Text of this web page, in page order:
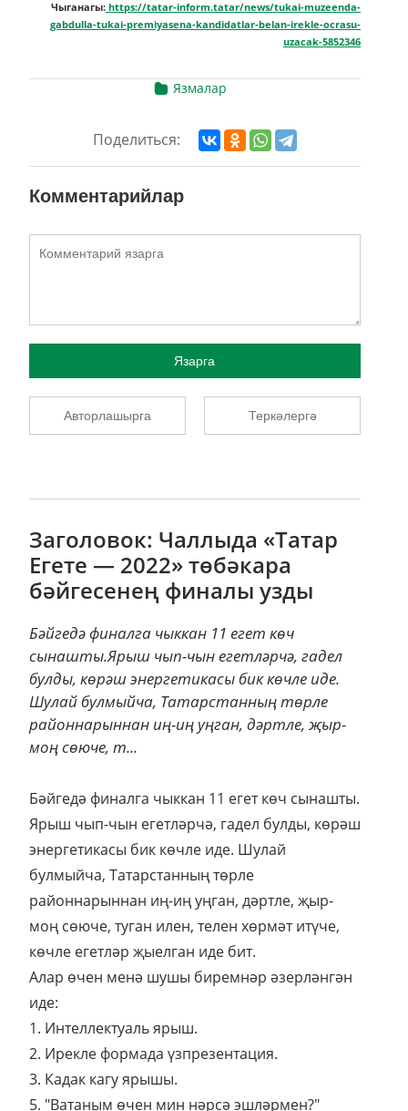
Чыганагы: https://tatar-inform.tatar/news/tukai-muzeenda-
gabdulla-tukai-premiyasena-kandidatlar-belan-irekle-ocrasu-
uzacak-5852346
Язмалар
Поделиться:
Комментарийлар
Язарга
Авторлашырга Теркәлергә
Заголовок: Чаллыда «Татар
Егете — 2022» төбәкара
бәйгесенең финалы узды
Бәйгедә финалга чыккан 11 егет көч
сынашты.Ярыш чып-чын егетләрчә, гадел
булды, көрәш энергетикасы бик көчле иде.
Шулай булмыйча, Татарстанның төрле
районнарыннан иң-иң уңган, дәртле, җыр-
моң сөюче, т...
Бәйгедә финалга чыккан 11 егет көч сынашты.
Ярыш чып-чын егетләрчә, гадел булды, көрәш
энергетикасы бик көчле иде. Шулай
булмыйча, Татарстанның төрле
районнарыннан иң-иң уңган, дәртле, җыр-
моң сөюче, туган илен, телен хөрмәт итүче,
көчле егетләр җыелган иде бит.
Алар өчен менә шушы биремнәр әзерләнгән
иде:
1. Интеллектуаль ярыш.
2. Ирекле формада үзпрезентация.
3. Кадак кагу ярышы.
5. "Ватаным өчен мин нәрсә эшләрмен?"